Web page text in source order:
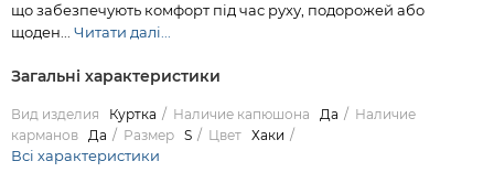
що забезпечують комфорт під час руху, подорожей або
щоден... Читати далі...
Загальні характеристики
Вид изделия Куртка Наличие капюшона Да
Наличие
карманов Да Размер S Цвет Хаки
Всі характеристики